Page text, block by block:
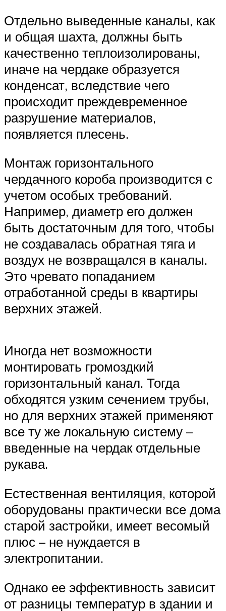
Отдельно выведенные каналы, как
и общая шахта, должны быть
качественно теплоизолированы,
иначе на чердаке образуется
конденсат, вследствие чего
происходит преждевременное
разрушение материалов,
появляется плесень.
Монтаж горизонтального
чердачного короба производится с
учетом особых требований.
Например, диаметр его должен
быть достаточным для того, чтобы
не создавалась обратная тяга и
воздух не возвращался в каналы.
Это чревато попаданием
отработанной среды в квартиры
верхних этажей.
Иногда нет возможности
монтировать громоздкий
горизонтальный канал. Тогда
обходятся узким сечением трубы,
но для верхних этажей применяют
все ту же локальную систему –
введенные на чердак отдельные
рукава.
Естественная вентиляция, которой
оборудованы практически все дома
старой застройки, имеет весомый
плюс – не нуждается в
электропитании.
Однако ее эффективность зависит
от разницы температур в здании и